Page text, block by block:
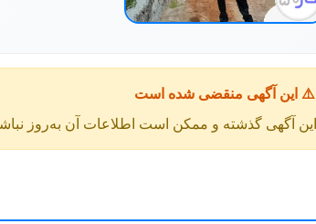
⚠️ این آگهی منقضی شده است